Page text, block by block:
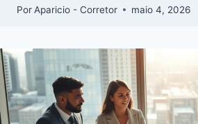
Por Aparicio - Corretor maio 4, 2026